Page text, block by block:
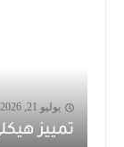
يوليو 21, 2026
تمييز